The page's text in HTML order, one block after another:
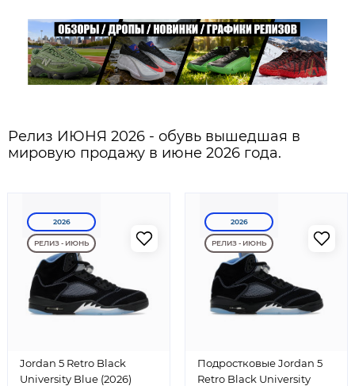
Релиз ИЮНЯ 2026 - обувь вышедшая в
мировую продажу в июне 2026 года.
2026
РЕЛИЗ - ИЮНЬ
Jordan 5 Retro Black
University Blue (2026)
2026
РЕЛИЗ - ИЮНЬ
Подростковые Jordan 5
Retro Black University